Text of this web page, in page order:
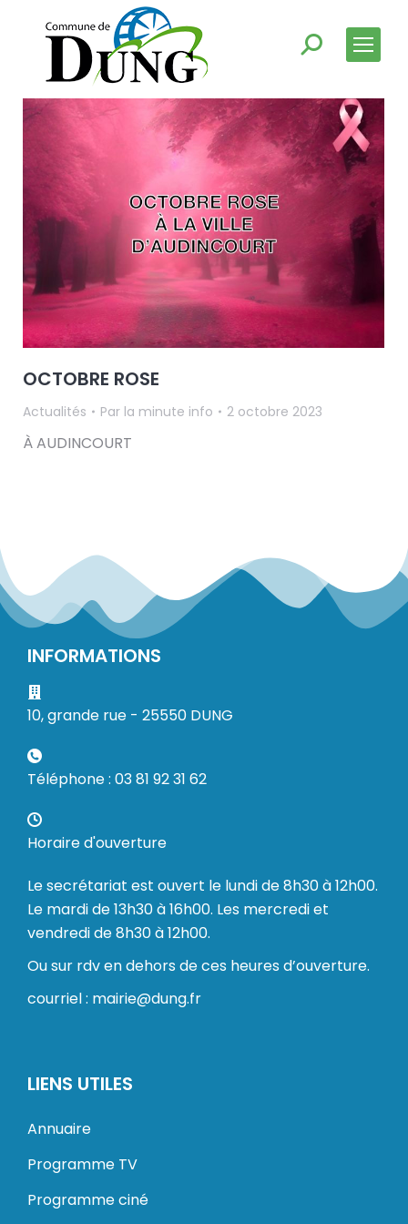
OCTOBRE ROSE
Actualités Par la minute info 2 octobre 2023
À AUDINCOURT
INFORMATIONS
10, grande rue - 25550 DUNG
Téléphone : 03 81 92 31 62
Horaire d'ouverture
Le secrétariat est ouvert le lundi de 8h30 à 12h00.
Le mardi de 13h30 à 16h00. Les mercredi et
vendredi de 8h30 à 12h00.
Ou sur rdv en dehors de ces heures d’ouverture.
courriel : mairie@dung.fr
LIENS UTILES
Annuaire
Programme TV
Programme ciné